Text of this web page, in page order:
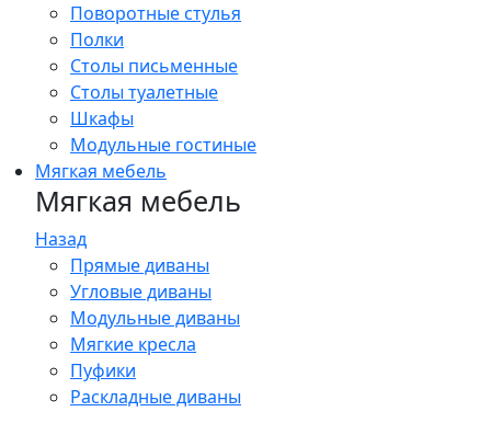
Поворотные стулья
Полки
Столы письменные
Столы туалетные
Шкафы
Модульные гостиные
Мягкая мебель
Мягкая мебель
Назад
Прямые диваны
Угловые диваны
Модульные диваны
Мягкие кресла
Пуфики
Раскладные диваны